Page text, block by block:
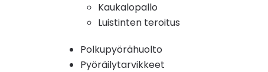
Kaukalopallo
Luistinten teroitus
Polkupyörähuolto
Pyöräilytarvikkeet